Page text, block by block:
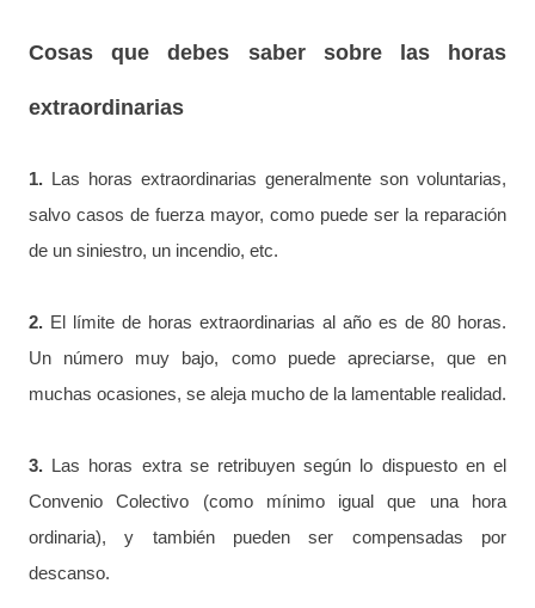
Cosas que debes saber sobre las horas
extraordinarias
1. Las horas extraordinarias generalmente son voluntarias,
salvo casos de fuerza mayor, como puede ser la reparación
de un siniestro, un incendio, etc.
2. El límite de horas extraordinarias al año es de 80 horas.
Un número muy bajo, como puede apreciarse, que en
muchas ocasiones, se aleja mucho de la lamentable realidad.
3. Las horas extra se retribuyen según lo dispuesto en el
Convenio Colectivo (como mínimo igual que una hora
ordinaria), y también pueden ser compensadas por
descanso.